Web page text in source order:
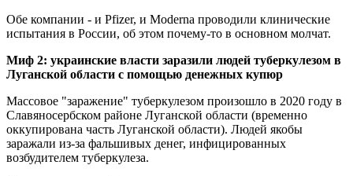
Обе компании - и Pfizer, и Moderna проводили клинические
испытания в России, об этом почему-то в основном молчат.
Миф 2: украинские власти заразили людей туберкулезом в
Луганской области с помощью денежных купюр
Массовое "заражение" туберкулезом произошло в 2020 году в
Славяносербском районе Луганской области (временно
оккупирована часть Луганской области). Людей якобы
заражали из-за фальшивых денег, инфицированных
возбудителем туберкулеза.